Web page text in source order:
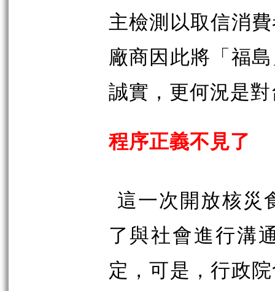
主檢測以取信消
廠商因此將「福
誠實，更何況是
程序正義不見了
這一次開放核災
了與社會進行溝
定，可是，行政